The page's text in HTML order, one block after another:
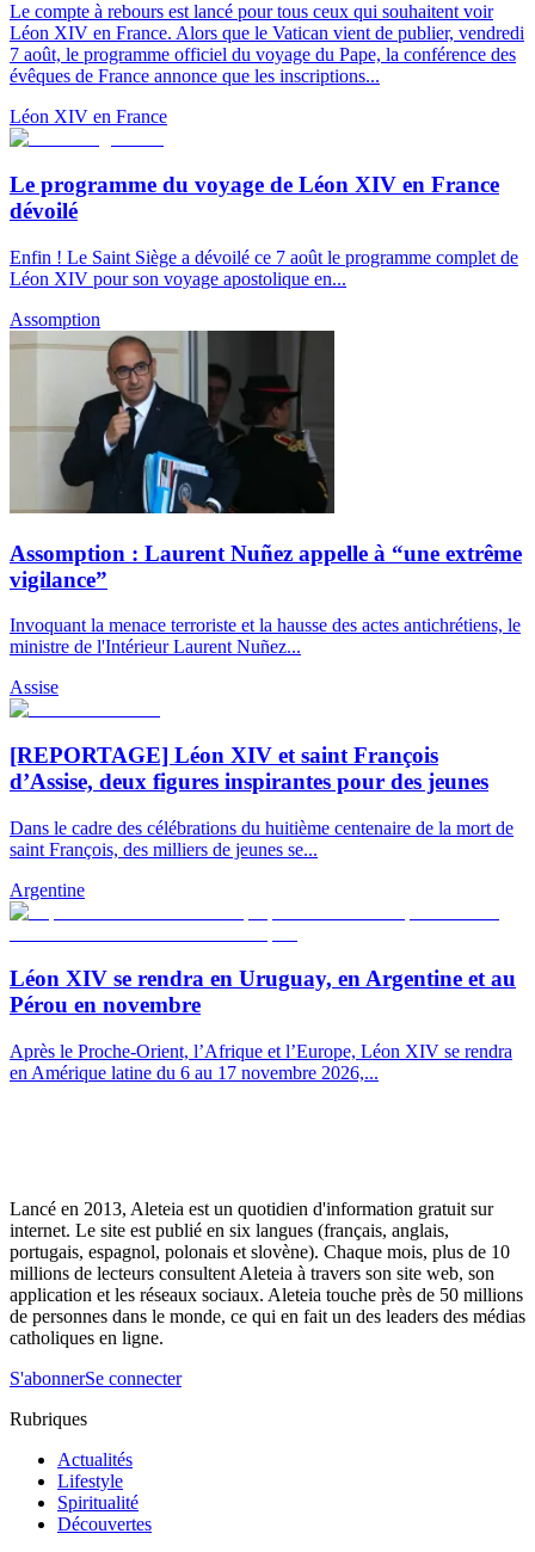
Le compte à rebours est lancé pour tous ceux qui souhaitent voir
Léon XIV en France. Alors que le Vatican vient de publier, vendredi
7 août, le programme officiel du voyage du Pape, la conférence des
évêques de France annonce que les inscriptions...
Léon XIV en France
Le programme du voyage de Léon XIV en France
dévoilé
Enfin ! Le Saint Siège a dévoilé ce 7 août le programme complet de
Léon XIV pour son voyage apostolique en...
Assomption
Assomption : Laurent Nuñez appelle à “une extrême
vigilance”
Invoquant la menace terroriste et la hausse des actes antichrétiens, le
ministre de l'Intérieur Laurent Nuñez...
Assise
[REPORTAGE] Léon XIV et saint François
d’Assise, deux figures inspirantes pour des jeunes
Dans le cadre des célébrations du huitième centenaire de la mort de
saint François, des milliers de jeunes se...
Argentine
Léon XIV se rendra en Uruguay, en Argentine et au
Pérou en novembre
Après le Proche-Orient, l’Afrique et l’Europe, Léon XIV se rendra
en Amérique latine du 6 au 17 novembre 2026,...
Lancé en 2013, Aleteia est un quotidien d'information gratuit sur
internet. Le site est publié en six langues (français, anglais,
portugais, espagnol, polonais et slovène). Chaque mois, plus de 10
millions de lecteurs consultent Aleteia à travers son site web, son
application et les réseaux sociaux. Aleteia touche près de 50 millions
de personnes dans le monde, ce qui en fait un des leaders des médias
catholiques en ligne.
S'abonnerSe connecter
Rubriques
Actualités
Lifestyle
Spiritualité
Découvertes